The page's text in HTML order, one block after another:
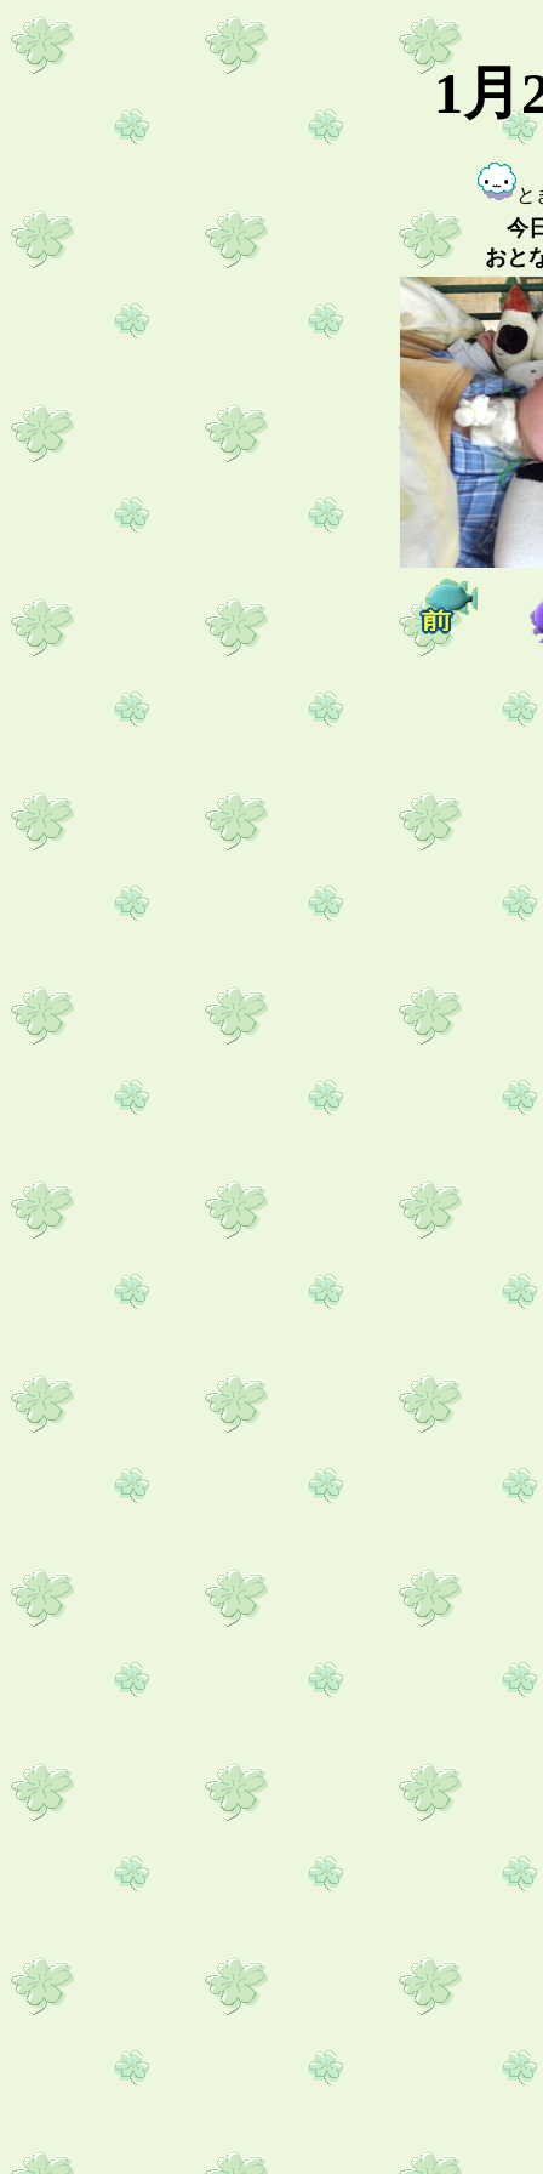
1月
と
今
おと